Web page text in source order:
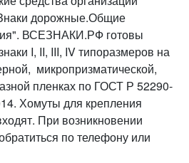
дорожные.Общие
ВСЕЗНАКИ.РФ готовы
I, II, III, IV типоразмеров на
микропризматической,
пленках по ГОСТ Р 52290-
Хомуты для крепления
При возникновении
по телефону или